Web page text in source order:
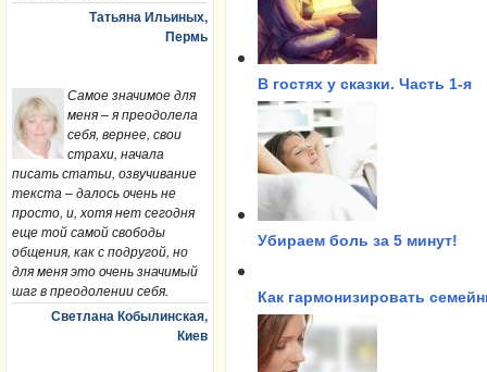
Татьяна Ильиных,
Пермь
Самое значимое для
меня – я преодолела
себя, вернее, свои
страхи, начала
писать статьи, озвучивание
текста – далось очень не
просто, и, хотя нет сегодня
еще той самой свободы
общения, как с подругой, но
для меня это очень значимый
шаг в преодолении себя.
Светлана Кобылинская,
Киев
В гостях у сказки. Часть 1-я
Убираем боль за 5 минут!
Как гармонизировать